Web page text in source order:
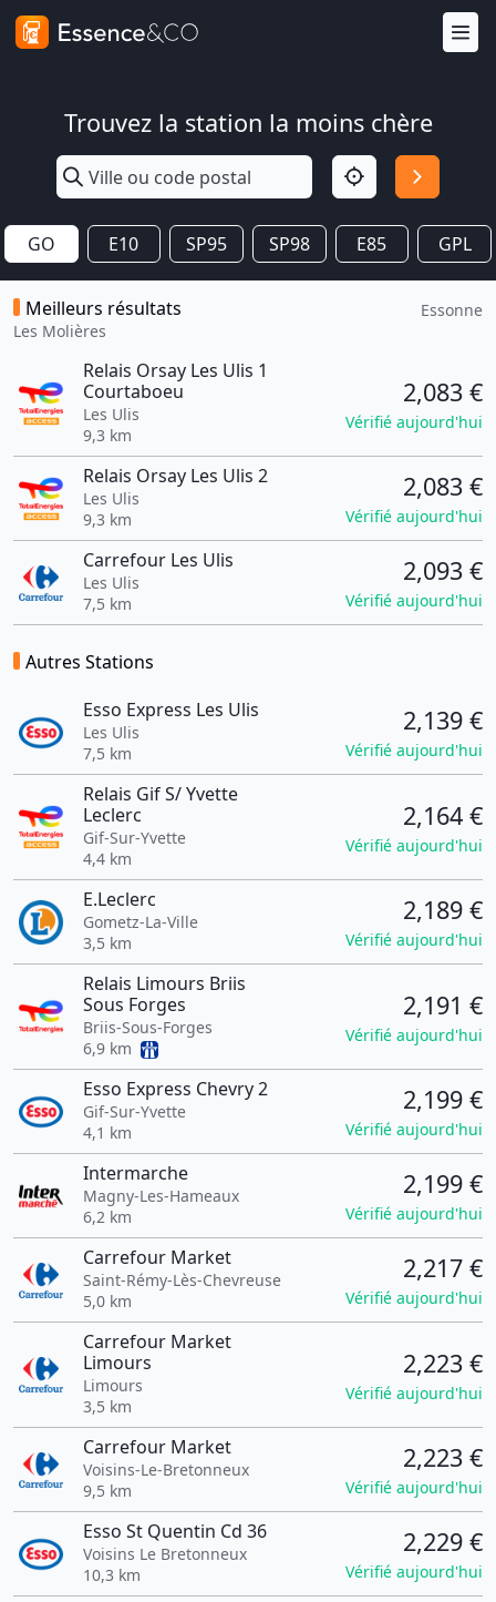
Trouvez la station la moins chère
GO E10 SP95 SP98 E85 GPL
Meilleurs résultats
Les Molières
Essonne
Relais Orsay Les Ulis 1
Courtaboeu
Les Ulis
9,3 km
2,083 €
Vérifié aujourd'hui
Relais Orsay Les Ulis 2
Les Ulis
9,3 km
2,083 €
Vérifié aujourd'hui
Carrefour Les Ulis
Les Ulis
7,5 km
2,093 €
Vérifié aujourd'hui
Autres Stations
Esso Express Les Ulis
Les Ulis
7,5 km
2,139 €
Vérifié aujourd'hui
Relais Gif S/ Yvette
Leclerc
Gif-Sur-Yvette
4,4 km
2,164 €
Vérifié aujourd'hui
E.Leclerc
Gometz-La-Ville
3,5 km
2,189 €
Vérifié aujourd'hui
Relais Limours Briis
Sous Forges
Briis-Sous-Forges
6,9 km
2,191 €
Vérifié aujourd'hui
Esso Express Chevry 2
Gif-Sur-Yvette
4,1 km
2,199 €
Vérifié aujourd'hui
Intermarche
Magny-Les-Hameaux
6,2 km
2,199 €
Vérifié aujourd'hui
Carrefour Market
Saint-Rémy-Lès-Chevreuse
5,0 km
2,217 €
Vérifié aujourd'hui
Carrefour Market
Limours
Limours
3,5 km
2,223 €
Vérifié aujourd'hui
Carrefour Market
Voisins-Le-Bretonneux
9,5 km
2,223 €
Vérifié aujourd'hui
Esso St Quentin Cd 36
Voisins Le Bretonneux
10,3 km
2,229 €
Vérifié aujourd'hui